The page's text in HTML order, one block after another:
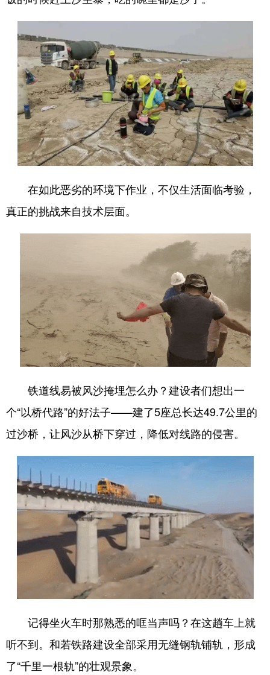
在如此恶劣的环境下作业，不仅生活面临考验，
真正的挑战来自技术层面。
铁道线易被风沙掩埋怎么办？建设者们想出一
个“以桥代路”的好法子——建了5座总长达49.7公里的
过沙桥，让风沙从桥下穿过，降低对线路的侵害。
记得坐火车时那熟悉的哐当声吗？在这趟车上就
听不到。和若铁路建设全部采用无缝钢轨铺轨，形成
了“千里一根轨”的壮观景象。